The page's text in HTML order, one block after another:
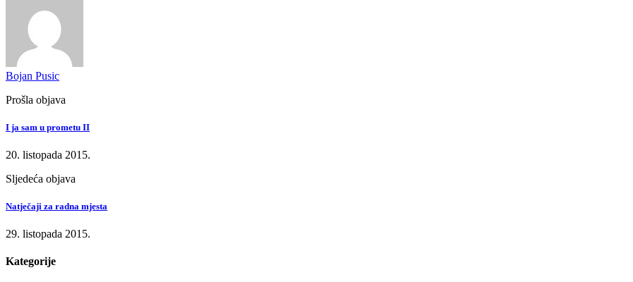
Bojan Pusic
Prošla objava
I ja sam u prometu II
20. listopada 2015.
Sljedeća objava
Natječaji za radna mjesta
29. listopada 2015.
Kategorije